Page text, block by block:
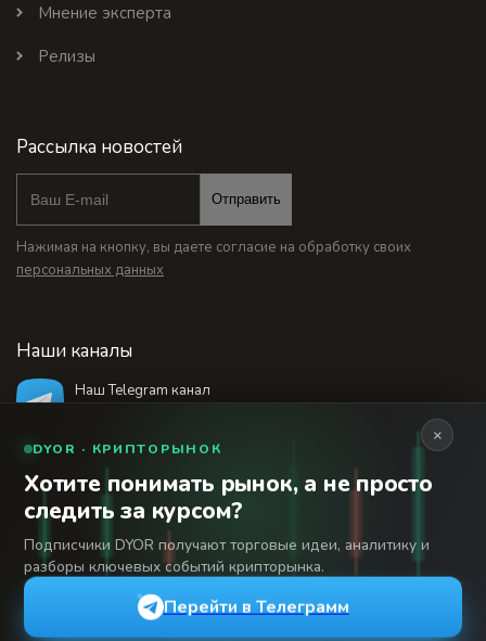
Мнение эксперта
Релизы
Рассылка новостей
Отправить
Нажимая на кнопку, вы даете согласие на обработку своих
персональных данных
Наши каналы
Наш Telegram канал
18+
© 2026 Финансовый интернет-портал «Банки
Сегодня». Используя сайт BanksToday.net вы
соглашаетесь с
Сетевое издание «Банки Сегодня» зарегистрировано
Федеральной службой по надзору в сфере связи,
информационных технологий и массовых коммуникаций,
регистрационный номер: серия Эл № 04-216902
×
DYOR · КРИПТОРЫНОК
Хотите понимать рынок, а не просто
следить за курсом?
Подписчики DYOR получают торговые идеи, аналитику и
разборы ключевых событий крипторынка.
Перейти в Телеграмм